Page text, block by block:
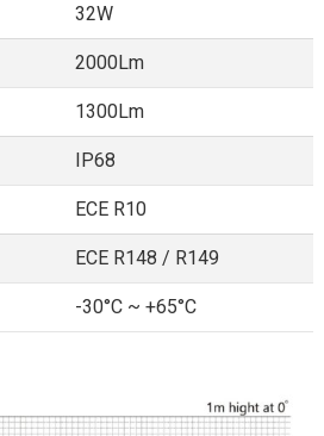
32W
2000Lm
1300Lm
IP68
ECE R10
ECE R148 / R149
-30°C ~ +65°C